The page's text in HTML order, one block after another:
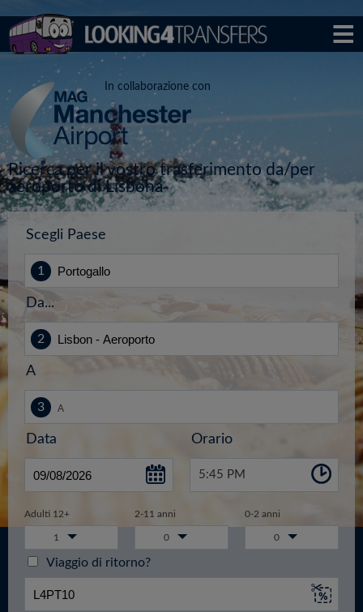
In collaborazione con
Ricerca per il vostro trasferimento da/per
aeroporto di Lisbona
Scegli Paese
Da...
A
Data Orario
5:45 PM
Adulti 12+ 2-11 anni 0-2 anni
1 0 0
Viaggio di ritorno?